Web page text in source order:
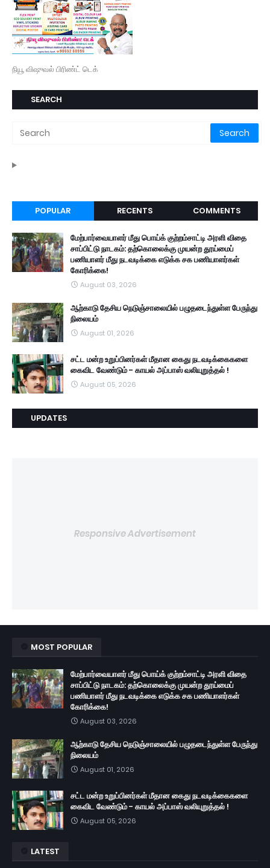
நியூ விஷுவல் பிரிண்ட் டெக்
SEARCH
POPULAR RECENTS COMMENTS
மேற்பார்வையாளர் மீது பொய்க் குற்றம்சாட்டி அரளி விதை
சாப்பிட்டு நாடகம்: தற்கொலைக்கு முயன்ற தூய்மைப்
பணியாளர் மீது நடவடிக்கை எடுக்க சக பணியாளர்கள்
கோரிக்கை!
August 03, 2026
ஆற்காடு தேசிய நெடுஞ்சாலையில் பழுதடைந்துள்ள பேருந்து
நிலையம்
August 01, 2026
சட்ட மன்ற உறுப்பினர்கள் மீதான கைது நடவடிக்கைகளை
கைவிட வேண்டும் - காயல் அப்பாஸ் வலியுறுத்தல் !
August 05, 2026
UPDATES
Responsive Advertisement
MOST POPULAR
மேற்பார்வையாளர் மீது பொய்க் குற்றம்சாட்டி அரளி விதை
சாப்பிட்டு நாடகம்: தற்கொலைக்கு முயன்ற தூய்மைப்
பணியாளர் மீது நடவடிக்கை எடுக்க சக பணியாளர்கள்
கோரிக்கை!
August 03, 2026
ஆற்காடு தேசிய நெடுஞ்சாலையில் பழுதடைந்துள்ள பேருந்து
நிலையம்
August 01, 2026
சட்ட மன்ற உறுப்பினர்கள் மீதான கைது நடவடிக்கைகளை
கைவிட வேண்டும் - காயல் அப்பாஸ் வலியுறுத்தல் !
August 05, 2026
LATEST